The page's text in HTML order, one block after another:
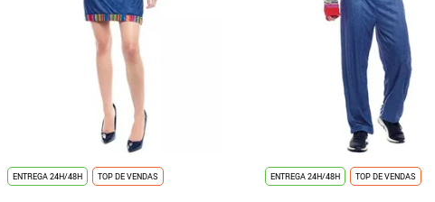
ENTREGA 24H/48H TOP DE VENDAS ENTREGA 24H/48H TOP DE VENDAS